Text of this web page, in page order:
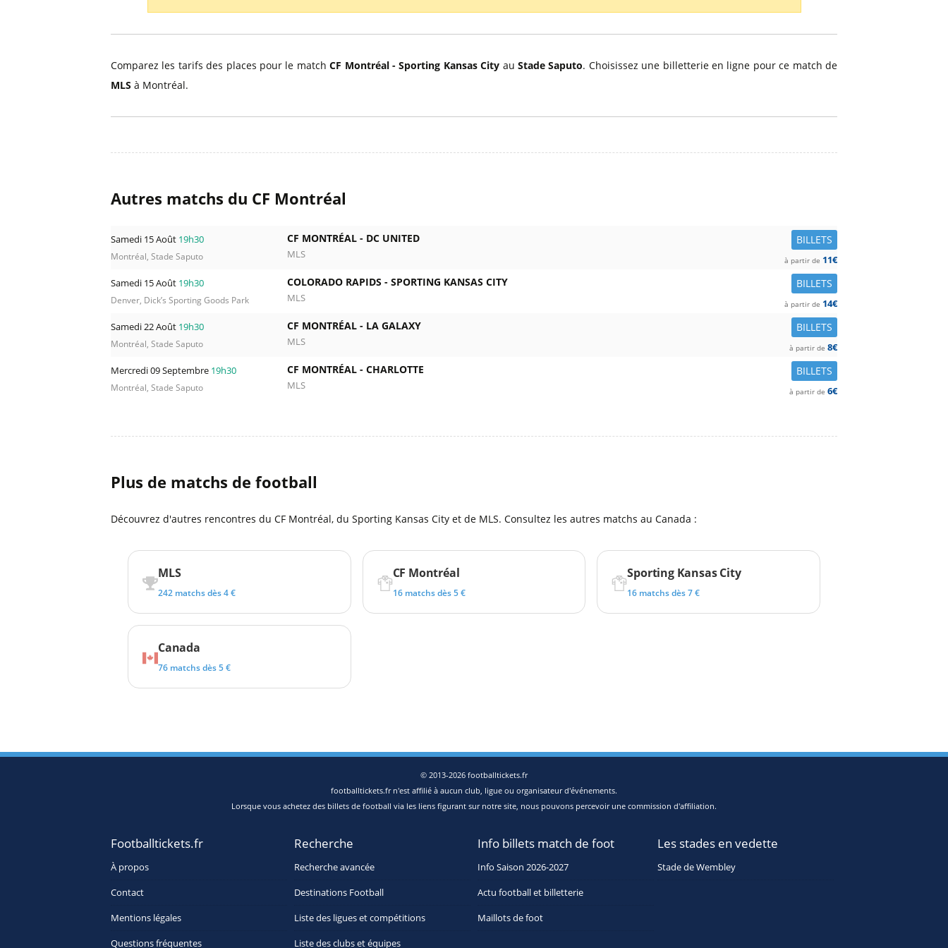
Billets Saudi Pro League
Comparez les tarifs des places pour le matchCF Montréal - Sporting Kansas City auStade Saputo. Choisissez une billetterie en ligne pour ce match de
MLS à Montréal.
Autres matchs du CF Montréal
Samedi 15 Août 19h30
Montréal, Stade Saputo
BILLETS
CF MONTRÉAL - DC UNITED
MLS à partir de 11€
Samedi 15 Août 19h30
Denver, Dick’s Sporting Goods Park
BILLETS
COLORADO RAPIDS - SPORTING KANSAS CITY
MLS à partir de 14€
Samedi 22 Août 19h30
Montréal, Stade Saputo
BILLETS
CF MONTRÉAL - LA GALAXY
MLS à partir de 8€
Mercredi 09 Septembre 19h30
Montréal, Stade Saputo
BILLETS
CF MONTRÉAL - CHARLOTTE
MLS à partir de 6€
Plus de matchs de football
Découvrez d'autres rencontres du CF Montréal, du Sporting Kansas City et de MLS. Consultez les autres matchs au Canada :
MLS
242 matchs dès 4 €
CF Montréal
16 matchs dès 5 €
Sporting Kansas City
16 matchs dès 7 €
Canada
76 matchs dès 5 €
© 2013-2026 footballtickets.fr
footballtickets.fr n'est affilié à aucun club, ligue ou organisateur d'événements.
Lorsque vous achetez des billets de football via les liens figurant sur notre site, nous pouvons percevoir une commission d'affiliation.
Footballtickets.fr
À propos
Contact
Mentions légales
Questions fréquentes
Recherche
Recherche avancée
Destinations Football
Liste des ligues et compétitions
Liste des clubs et équipes
Info billets match de foot
Info Saison 2026-2027
Actu football et billetterie
Maillots de foot
Les stades en vedette
Stade de Wembley